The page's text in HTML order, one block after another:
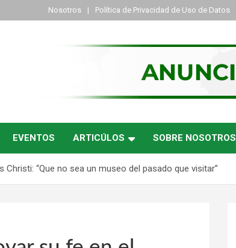
Nosotros Política de Privacidad de Uso de Datos
EVENTOS ARTICÚLOS SOBRE NOSOTROS
“Que no sea un museo del pasado que visitar”